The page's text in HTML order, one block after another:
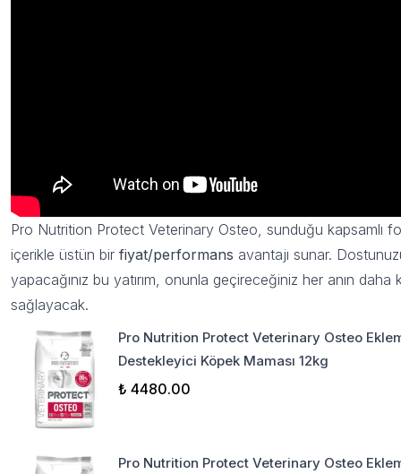
Pro Nutrition Protect Veterinary Osteo, sunduğu kapsamlı
içerikle üstün bir fiyat/performans avantajı sunar.
yapacağınız bu yatırım, onunla geçireceğiniz her anın daha
sağlayacak.
Pro Nutrition Protect Veterinary Osteo
Destekleyici Köpek Maması 12kg
₺ 4480.00
Pro Nutrition Protect Veterinary Osteo